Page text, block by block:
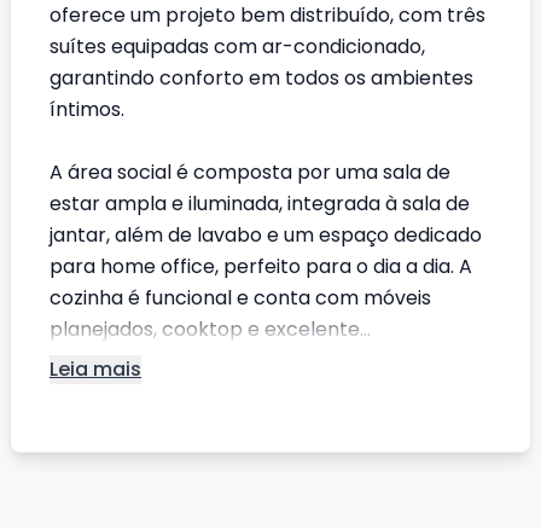
oferece um projeto bem distribuído, com três
suítes equipadas com ar-condicionado,
garantindo conforto em todos os ambientes
íntimos.
A área social é composta por uma sala de
estar ampla e iluminada, integrada à sala de
jantar, além de lavabo e um espaço dedicado
para home office, perfeito para o dia a dia. A
cozinha é funcional e conta com móveis
planejados, cooktop e excelente...
Leia mais